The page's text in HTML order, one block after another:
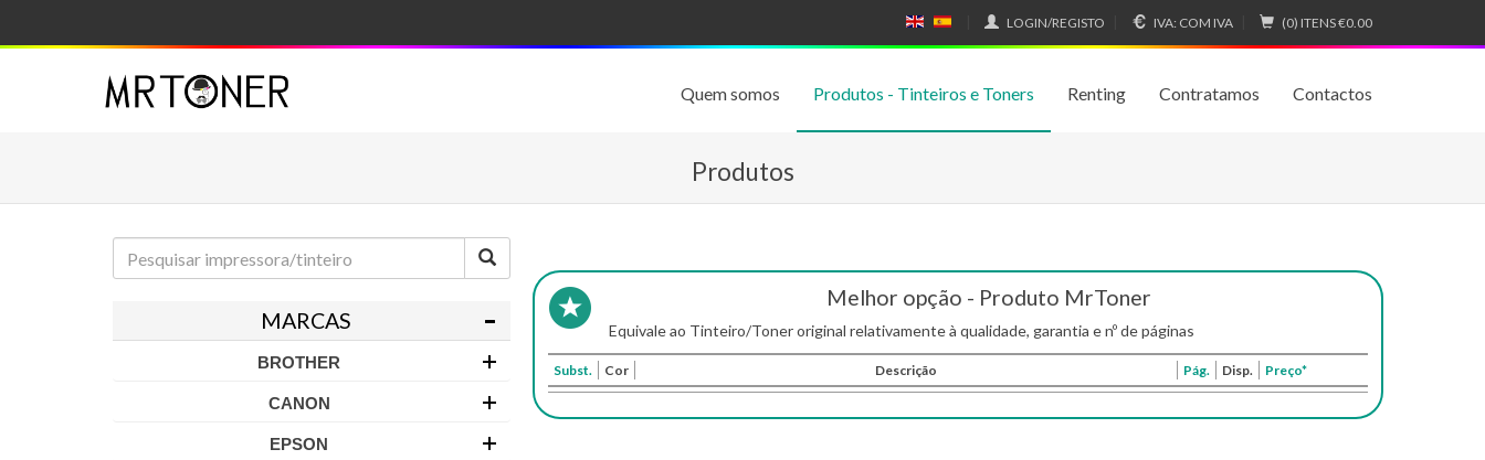
N
H
SP
OL
LOGIN/REGISTO IVA: COM IVA (0) ITENS€0.00
Quem somos Produtos - Tinteiros e Toners Renting Contratamos Contactos
Produtos
MARCAS
BROTHER
CANON
EPSON
Melhor opção - Produto MrToner
Equivale ao Tinteiro/Toner original relativamente à qualidade, garantia e nº de páginas
Subst. Cor Descrição Pág. Disp. Preço*